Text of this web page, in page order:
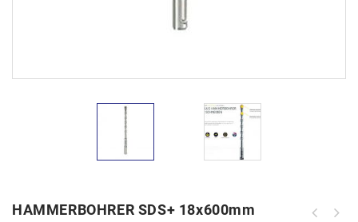
HAMMERBOHRER SDS+ 18x600mm